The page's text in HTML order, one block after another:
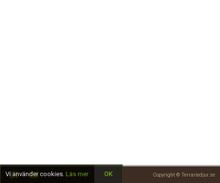
Copyright © Terrariedjur.se
Vi använder cookies. Läs mer OK